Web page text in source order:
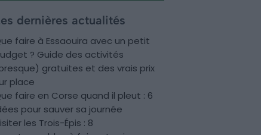
dernières actualités
faire à Essaouira avec un petit
? Guide des activités
gratuites et des vrais prix
place
faire en Corse quand il pleut : 6
pour sauver sa journée
les Trois-Épis : 8